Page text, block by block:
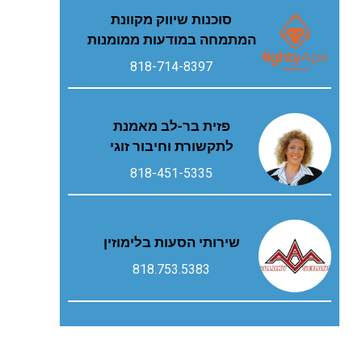
סוכנות שיווק מקוונת
המתמחה במודעות ממומנות
818-714-8397
פזית בר-לב מאמנת
לתקשורת וחיבור זוגי
818-451-5335
שירותי הסעות בלימוזין
818.753.5383